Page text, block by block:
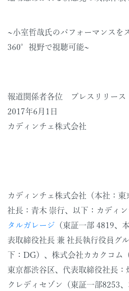
~小室哲哉氏のパフォーマンスを
360°視野で視聴可能~
報道関係者各位 プレスリリース
2017年6月1日
カディンチェ株式会社
カディンチェ株式会社（本社：
社長：青木 崇行、以下：カディン
タルガレージ （東証一部 4819、
表取締役社長 兼 社長執行役員グ
下：DG）、株式会社カカクコム
東京都渋谷区、代表取締役社長：
クレディセゾン（東証一部8253